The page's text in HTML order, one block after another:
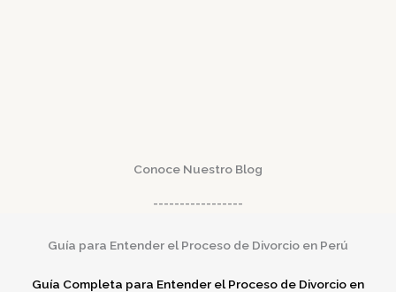
Conoce Nuestro Blog
-----------------
Guía para Entender el Proceso de Divorcio en Perú
Guía Completa para Entender el Proceso de Divorcio en